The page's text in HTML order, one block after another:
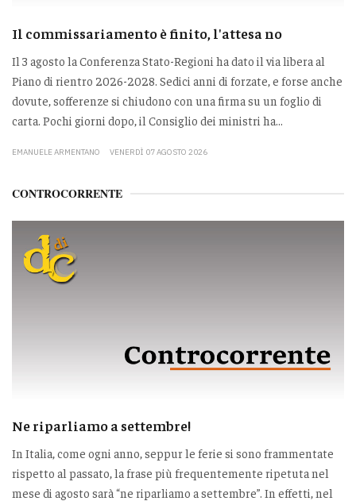
Il commissariamento è finito, l'attesa no
Il 3 agosto la Conferenza Stato-Regioni ha dato il via libera al
Piano di rientro 2026-2028. Sedici anni di forzate, e forse anche
dovute, sofferenze si chiudono con una firma su un foglio di
carta. Pochi giorni dopo, il Consiglio dei ministri ha...
EMANUELE ARMENTANO VENERDÌ 07 AGOSTO 2026
CONTROCORRENTE
Ne riparliamo a settembre!
In Italia, come ogni anno, seppur le ferie si sono frammentate
rispetto al passato, la frase più frequentemente ripetuta nel
mese di agosto sarà “ne riparliamo a settembre”. In effetti, nel